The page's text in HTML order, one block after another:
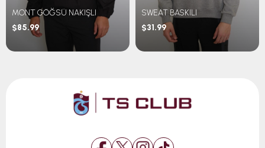
MONT GÖĞSÜ NAKIŞLI
$85.99
SWEAT BASKILI
$31.99